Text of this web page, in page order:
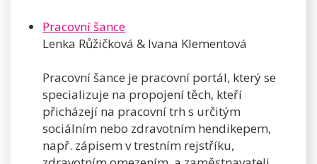
Pracovní šance
Lenka Růžičková & Ivana Klementová
Pracovní šance je pracovní portál, který se
specializuje na propojení těch, kteří
přicházejí na pracovní trh s určitým
sociálním nebo zdravotním hendikepem,
např. zápisem v trestním rejstříku,